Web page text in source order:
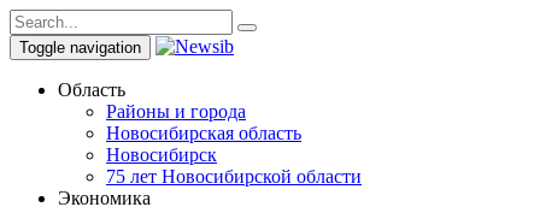
Toggle navigation
Область
Районы и города
Новосибирская область
Новосибирск
75 лет Новосибирской области
Экономика